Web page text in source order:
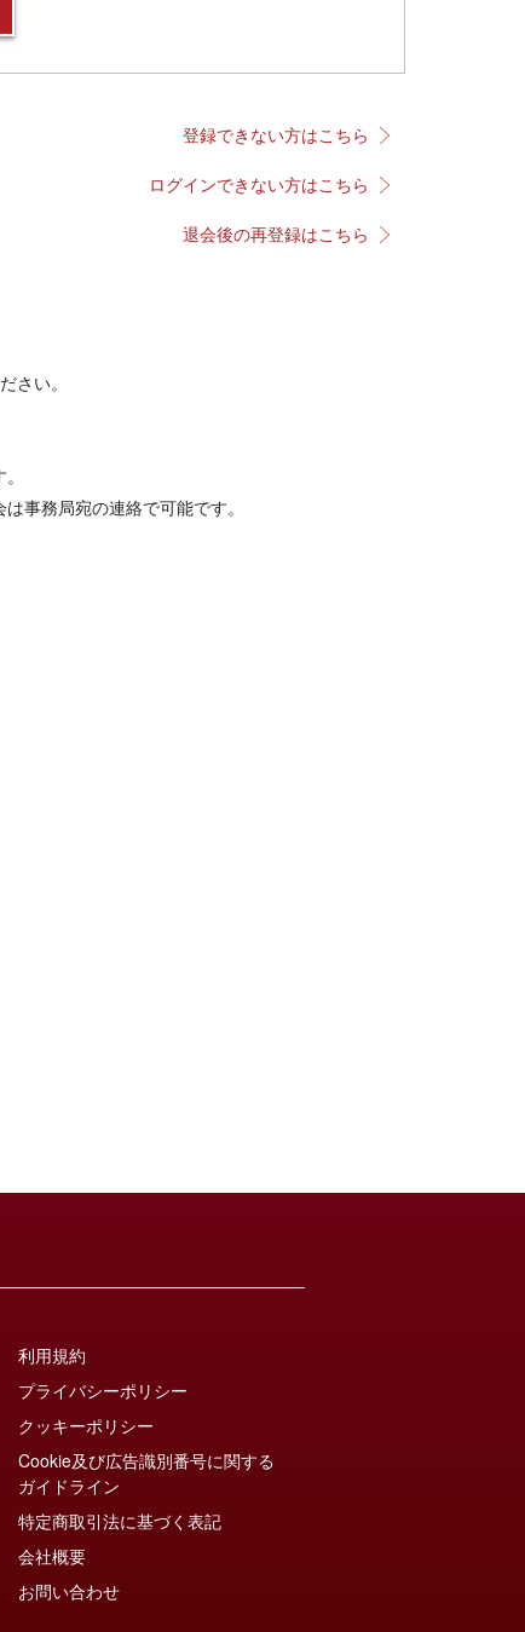
登録できない方はこちら
ログインできない方はこちら
退会後の再登録はこちら
さい。
事務局宛の連絡で可能です。
利用規約
プライバシーポリシー
クッキーポリシー
Cookie及び広告識別番号に関する
ガイドライン
特定商取引法に基づく表記
会社概要
お問い合わせ